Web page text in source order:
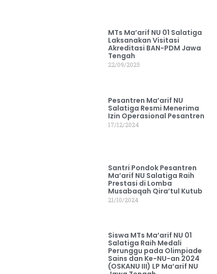
MTs Ma’arif NU 01 Salatiga
Laksanakan Visitasi
Akreditasi BAN-PDM Jawa
Tengah
22/09/2025
Pesantren Ma’arif NU
Salatiga Resmi Menerima
Izin Operasional Pesantren
17/12/2024
Santri Pondok Pesantren
Ma’arif NU Salatiga Raih
Prestasi di Lomba
Musabaqah Qira’tul Kutub
21/10/2024
Siswa MTs Ma’arif NU 01
Salatiga Raih Medali
Perunggu pada Olimpiade
Sains dan Ke-NU-an 2024
(OSKANU III) LP Ma’arif NU